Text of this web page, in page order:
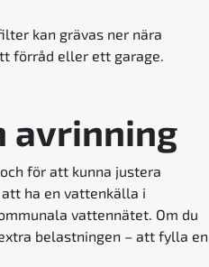
kan grävas ner nära
förråd eller ett garage.
avrinning
för att kunna justera
ha en vattenkälla i
vattennätet. Om du
belastningen – att fylla en